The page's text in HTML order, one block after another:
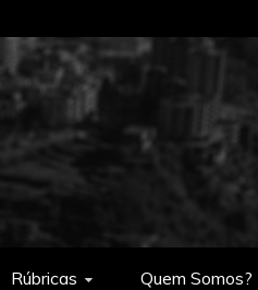
Rúbricas Quem Somos?